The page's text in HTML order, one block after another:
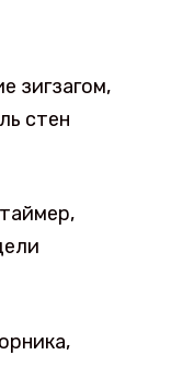
зигзагом,
стен